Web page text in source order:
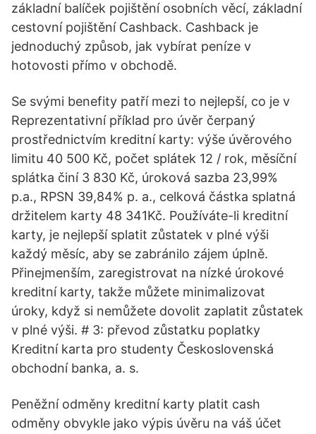
základní balíček pojištění osobních věcí, základní
cestovní pojištění Cashback. Cashback je
jednoduchý způsob, jak vybírat peníze v
hotovosti přímo v obchodě.
Se svými benefity patří mezi to nejlepší, co je v
Reprezentativní příklad pro úvěr čerpaný
prostřednictvím kreditní karty: výše úvěrového
limitu 40 500 Kč, počet splátek 12 / rok, měsíční
splátka činí 3 830 Kč, úroková sazba 23,99%
p.a., RPSN 39,84% p. a., celková částka splatná
držitelem karty 48 341Kč. Používáte-li kreditní
karty, je nejlepší splatit zůstatek v plné výši
každý měsíc, aby se zabránilo zájem úplně.
Přinejmenším, zaregistrovat na nízké úrokové
kreditní karty, takže můžete minimalizovat
úroky, když si nemůžete dovolit zaplatit zůstatek
v plné výši. # 3: převod zůstatku poplatky
Kreditní karta pro studenty Československá
obchodní banka, a. s.
Peněžní odměny kreditní karty platit cash
odměny obvykle jako výpis úvěru na váš účet